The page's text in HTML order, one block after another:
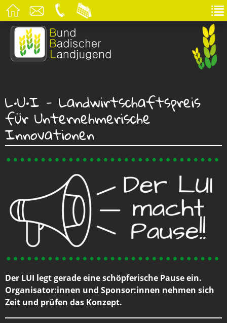
L•U•I - Landwirtschaftspreis
für Unternehmerische
Innovationen
Der LUI legt gerade eine schöpferische Pause ein.
Organisator:innen und Sponsor:innen nehmen sich
Zeit und prüfen das Konzept.